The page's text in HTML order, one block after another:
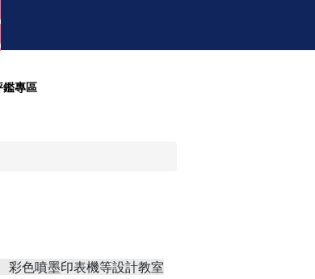
鑑專區
彩色噴墨印表機等設計教室